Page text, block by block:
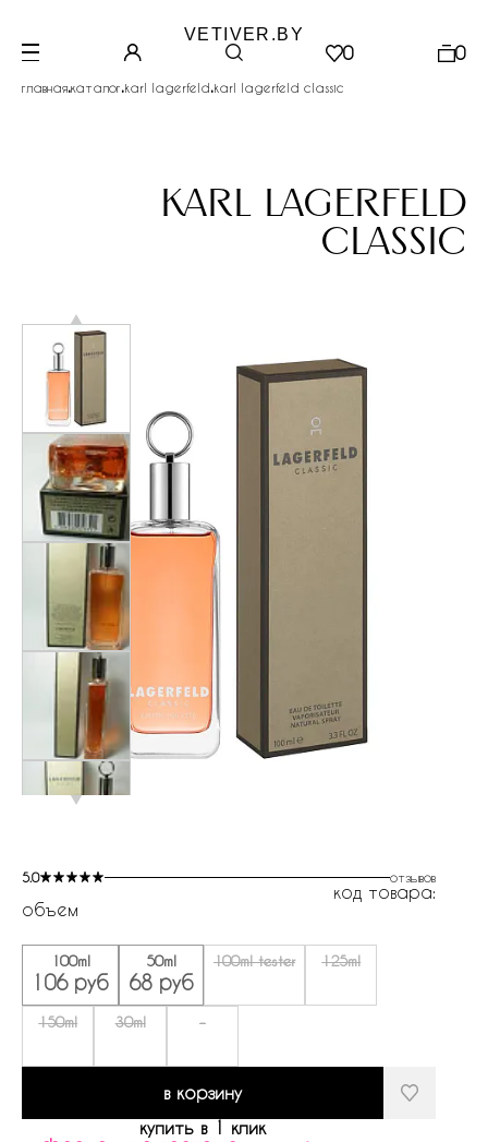
VETIVER.BY
0 0
главная.каталог.karl lagerfeld.karl lagerfeld classic
karl lagerfeld
classic
5.0 отзывов
код товара:
объем
100ml
106 руб
50ml
68 руб
100ml tester 125ml
150ml 30ml -
в корзину
купить в 1 клик